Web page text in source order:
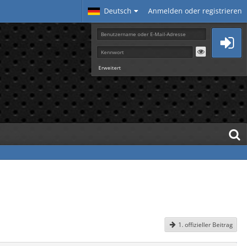
Deutsch Anmelden oder registrieren
Erweitert
1. offizieller Beitrag